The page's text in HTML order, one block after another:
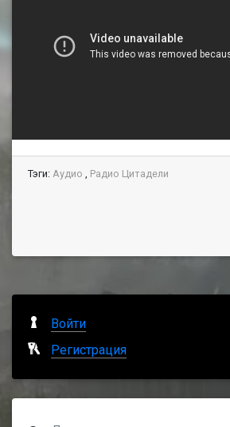
Тэги: Аудио , Радио Цитадели
Войти
Регистрация